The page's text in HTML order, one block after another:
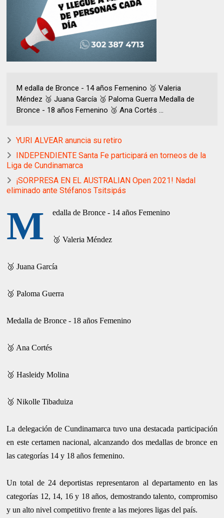
M edalla de Bronce - 14 años Femenino 🥉 Valeria
Méndez 🥉 Juana García 🥉 Paloma Guerra Medalla de
Bronce - 18 años Femenino 🥉 Ana Cortés ...
YURI ALVEAR anuncia su retiro
INDEPENDIENTE Santa Fe participará en torneos de la
Liga de Cundinamarca
¡SORPRESA EN EL AUSTRALIAN Open 2021! Nadal
eliminado ante Stéfanos Tsitsipás
M edalla de Bronce - 14 años Femenino
🥉 Valeria Méndez
🥉 Juana García
🥉 Paloma Guerra
Medalla de Bronce - 18 años Femenino
🥉 Ana Cortés
🥉 Hasleidy Molina
🥉 Nikolle Tibaduiza
La delegación de Cundinamarca tuvo una destacada participación
en este certamen nacional, alcanzando dos medallas de bronce en
las categorías 14 y 18 años femenino.
Un total de 24 deportistas representaron al departamento en las
categorías 12, 14, 16 y 18 años, demostrando talento, compromiso
y un alto nivel competitivo frente a las mejores ligas del país.